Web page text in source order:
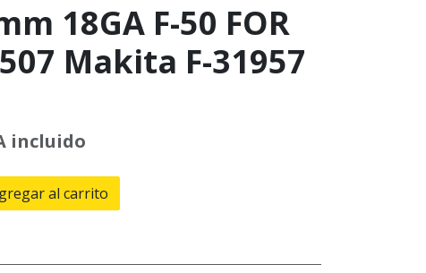
18GA F-50 FOR
Makita F-31957
incluido
al carrito